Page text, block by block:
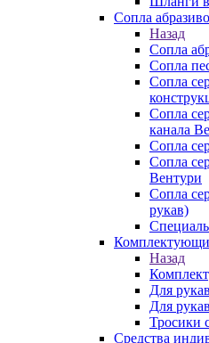
Сопла
Назад
Сопла
Сопла
Сопла
Сопла
канала
Сопла
Сопла
Вентури
Сопла
рукав)
Назад
Для
Для
Тросики
Средства